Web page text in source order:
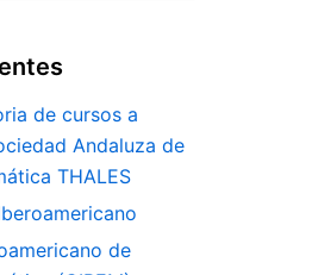
de cursos a
Andaluza de
THALES
de